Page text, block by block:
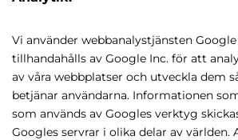
Vi använder webbanalystjänsten
tillhandahålls av Google Inc. för att
av våra webbplatser och utveckla dem
betjänar användarna. Informationen
som används av Googles verktyg
Googles servrar i olika delar av världen.